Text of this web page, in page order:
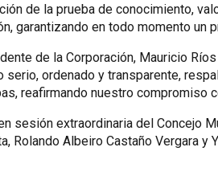
de la prueba de conocimiento,
garantizando en todo momento un
de la Corporación, Mauricio
serio, ordenado y transparente,
reafirmando nuestro
sesión extraordinaria del Concejo
Rolando Albeiro Castaño Vergara